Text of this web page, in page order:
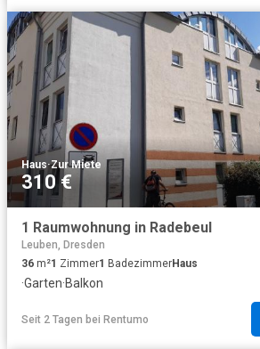
Haus·Zur Miete
310 €
1 Raumwohnung in Radebeul
Leuben, Dresden
36 m²1 Zimmer1 BadezimmerHaus
·Garten·Balkon
Seit 2 Tagen bei Rentumo